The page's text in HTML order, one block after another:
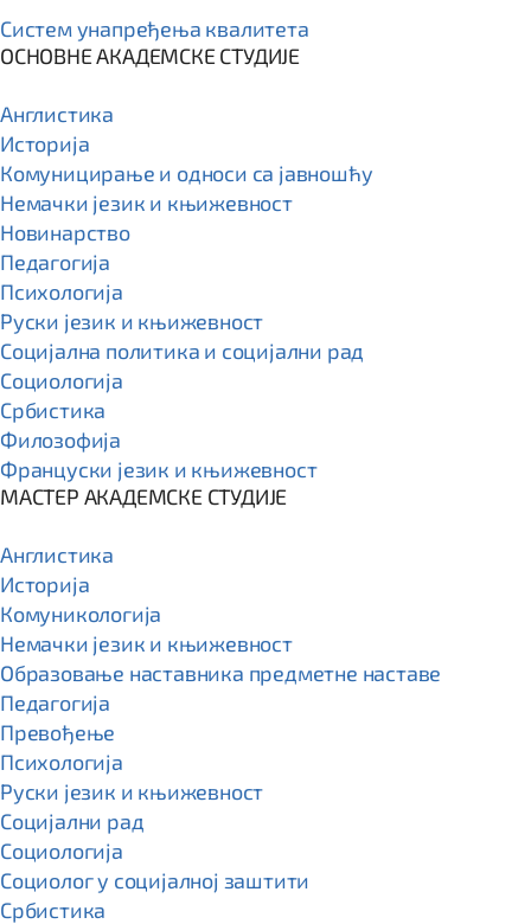
Систем унапређења квалитета
ОСНОВНЕ АКАДЕМСКЕ СТУДИЈЕ
Англистика
Историја
Комуницирање и односи са јавношћу
Немачки језик и књижевност
Новинарство
Педагогија
Психологија
Руски језик и књижевност
Социјална политика и социјални рад
Социологија
Србистика
Филозофија
Француски језик и књижевност
МАСТЕР АКАДЕМСКЕ СТУДИЈЕ
Англистика
Историја
Комуникологија
Немачки језик и књижевност
Образовање наставника предметне наставе
Педагогија
Превођење
Психологија
Руски језик и књижевност
Социјални рад
Социологија
Социолог у социјалној заштити
Србистика